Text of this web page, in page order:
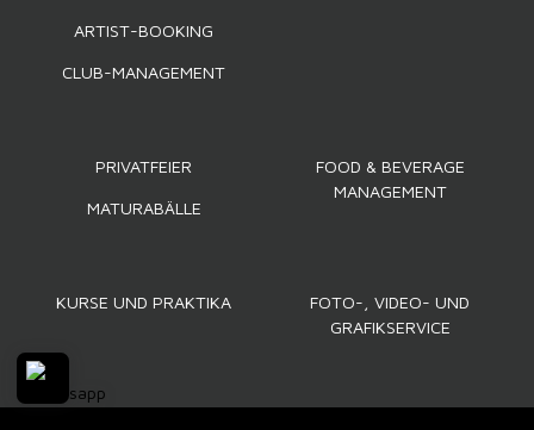
ARTIST-BOOKING
CLUB-MANAGEMENT
PRIVATFEIER
MATURABÄLLE
FOOD & BEVERAGE
MANAGEMENT
KURSE UND PRAKTIKA
FOTO-, VIDEO- UND
GRAFIKSERVICE